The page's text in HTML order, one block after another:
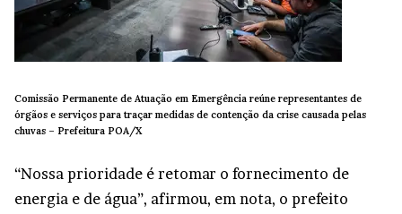
Comissão Permanente de Atuação em Emergência reúne representantes de
órgãos e serviços para traçar medidas de contenção da crise causada pelas
chuvas – Prefeitura POA/X
“Nossa prioridade é retomar o fornecimento de
energia e de água”, afirmou, em nota, o prefeito